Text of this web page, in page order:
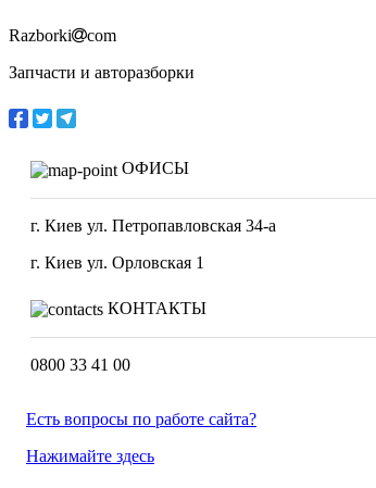
Razborki
com
Запчасти и авторазборки
ОФИСЫ
г. Киев ул. Петропавловская 34-а
г. Киев ул. Орловская 1
КОНТАКТЫ
0800 33 41 00
Есть вопросы по работе сайта?
Нажимайте здесь